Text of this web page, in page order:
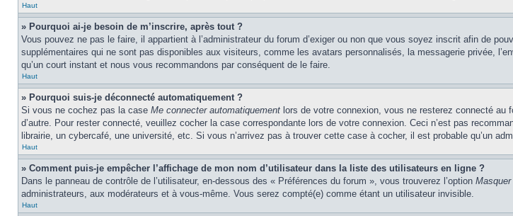
Haut
» Pourquoi ai-je besoin de m’inscrire, après tout ?
Vous pouvez ne pas le faire, il appartient à l’administrateur du forum d’exiger ou non que vous soyez inscrit afin de
supplémentaires qui ne sont pas disponibles aux visiteurs, comme les avatars personnalisés, la messagerie privée,
qu’un court instant et nous vous recommandons par conséquent de le faire.
Haut
» Pourquoi suis-je déconnecté automatiquement ?
Si vous ne cochez pas la case Me connecter automatiquement lors de votre connexion, vous ne resterez connecté au
d’autre. Pour rester connecté, veuillez cocher la case correspondante lors de votre connexion. Ceci n’est pas
librairie, un cybercafé, une université, etc. Si vous n’arrivez pas à trouver cette case à cocher, il est probable qu’un
Haut
» Comment puis-je empêcher l’affichage de mon nom d’utilisateur dans la liste des utilisateurs en ligne ?
Dans le panneau de contrôle de l’utilisateur, en-dessous des « Préférences du forum », vous trouverez l’option
administrateurs, aux modérateurs et à vous-même. Vous serez compté(e) comme étant un utilisateur invisible.
Haut